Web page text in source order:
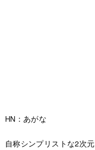
HN：あがな
自称シンプリストな2次